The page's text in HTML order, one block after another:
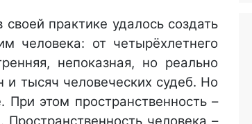
практике удалось создать
человека: от четырёхлетнего
непоказная, но реально
и тысяч человеческих судеб. Но
этом пространственность –
человека –